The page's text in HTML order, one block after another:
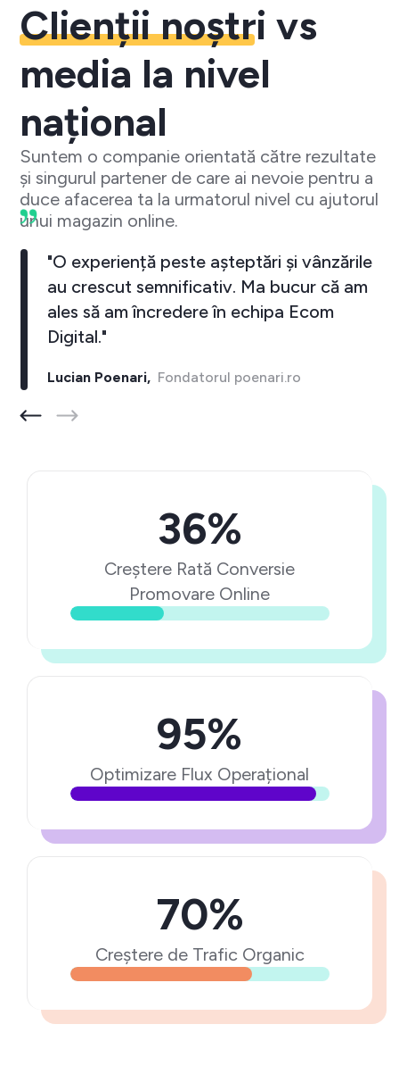
Clienții noștri vs
media la nivel
național
Suntem o companie orientată către rezultate
și singurul partener de care ai nevoie pentru a
duce afacerea ta la urmatorul nivel cu ajutorul
unui magazin online.
"O experiență peste așteptări și vânzările
au crescut semnificativ. Ma bucur că am
ales să am încredere în echipa Ecom
Digital."
Lucian Poenari,Fondatorul poenari.ro
36%
Creștere Rată Conversie
Promovare Online
95%
Optimizare Flux Operațional
70%
Creștere de Trafic Organic